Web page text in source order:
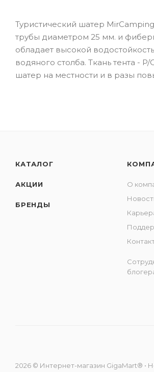
Туристический шатер
трубы диаметром 25 мм. и
обладает высокой
водяного столба. Ткань тента -
шатер на местности и в разы
КАТАЛОГ
АКЦИИ
БРЕНДЫ
О
2026 © Интернет-магазин GigaMart® •